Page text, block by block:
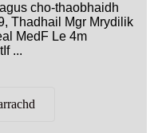
cho-thaobhaidh
Thadhail Mgr Mrydilik
MedF Le 4m
...